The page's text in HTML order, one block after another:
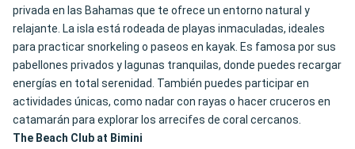
privada en las Bahamas que te ofrece un entorno natural y
relajante. La isla está rodeada de playas inmaculadas, ideales
para practicar snorkeling o paseos en kayak. Es famosa por sus
pabellones privados y lagunas tranquilas, donde puedes recargar
energías en total serenidad. También puedes participar en
actividades únicas, como nadar con rayas o hacer cruceros en
catamarán para explorar los arrecifes de coral cercanos.
The Beach Club at Bimini